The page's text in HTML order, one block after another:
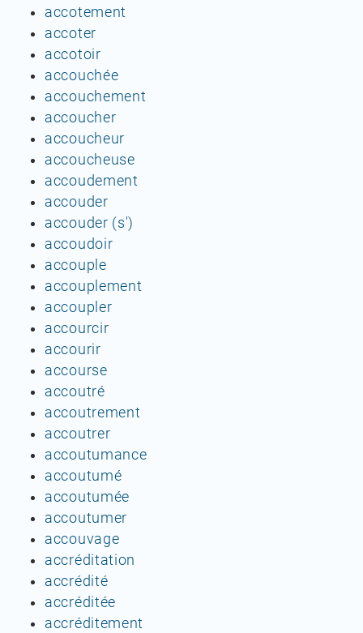
accotement
accoter
accotoir
accouchée
accouchement
accoucher
accoucheur
accoucheuse
accoudement
accouder
accouder (s')
accoudoir
accouple
accouplement
accoupler
accourcir
accourir
accourse
accoutré
accoutrement
accoutrer
accoutumance
accoutumé
accoutumée
accoutumer
accouvage
accréditation
accrédité
accréditée
accréditement